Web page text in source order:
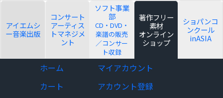
アイエムシ
ー音楽出版
コンサート
アーティス
トマネジメ
ント
ソフト事業
部
CD・DVD・
楽譜の販売
／コンサー
ト収録
著作フリー
素材
オンライン
ショップ
ショパンコ
ンクール
inASIA
ホーム
マイアカウント
カート
アカウント登録